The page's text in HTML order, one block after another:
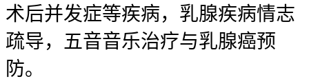
术后并发症等疾病，乳腺疾病情志
疏导，五音音乐治疗与乳腺癌预
防。